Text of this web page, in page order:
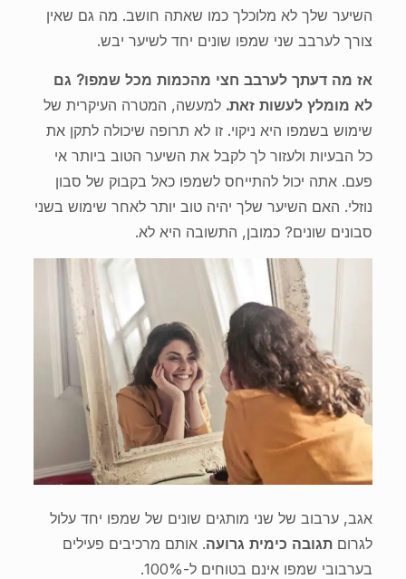
השיער שלך לא מלוכלך כמו שאתה חושב. מה גם שאין
צורך לערבב שני שמפו שונים יחד לשיער יבש.
אז מה דעתך לערבב חצי מהכמות מכל שמפו? גם
לא מומלץ לעשות זאת. למעשה, המטרה העיקרית של
שימוש בשמפו היא ניקוי. זו לא תרופה שיכולה לתקן את
כל הבעיות ולעזור לך לקבל את השיער הטוב ביותר אי
פעם. אתה יכול להתייחס לשמפו כאל בקבוק של סבון
נוזלי. האם השיער שלך יהיה טוב יותר לאחר שימוש בשני
סבונים שונים? כמובן, התשובה היא לא.
אגב, ערבוב של שני מותגים שונים של שמפו יחד עלול
לגרום תגובה כימית גרועה. אותם מרכיבים פעילים
בערבובי שמפו אינם בטוחים ל-100%.